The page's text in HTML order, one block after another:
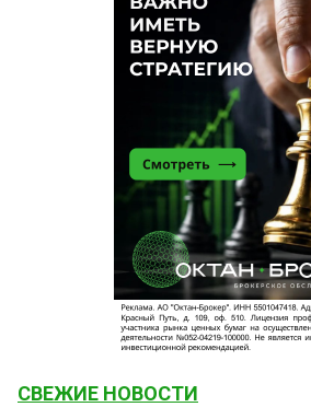
СВЕЖИЕ НОВОСТИ